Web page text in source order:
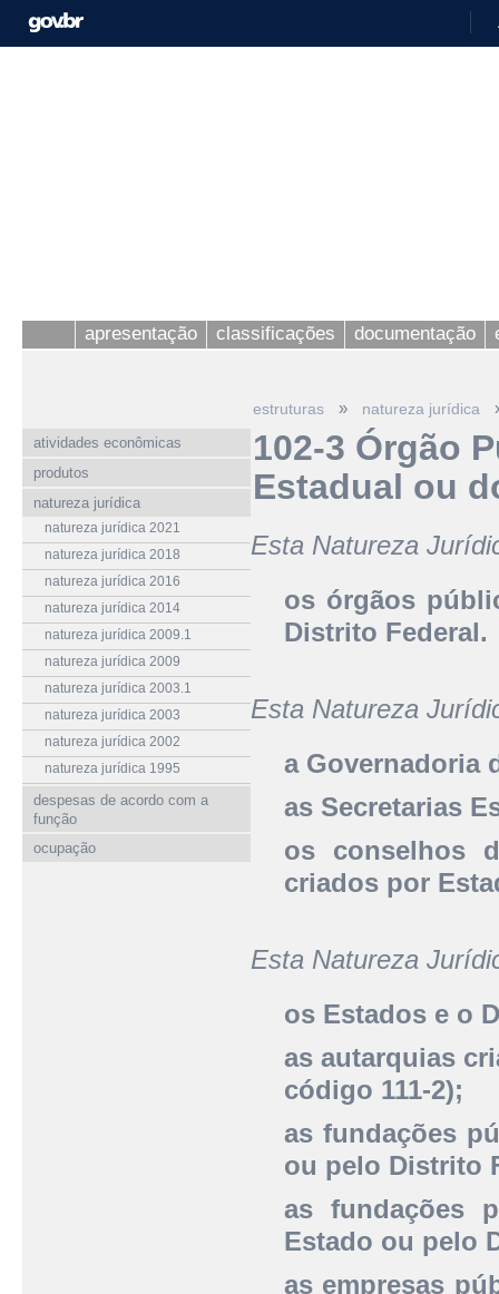
apresentação classificações documentação
atividades econômicas
produtos
natureza jurídica
natureza jurídica 2021
natureza jurídica 2018
natureza jurídica 2016
natureza jurídica 2014
natureza jurídica 2009.1
natureza jurídica 2009
natureza jurídica 2003.1
natureza jurídica 2003
natureza jurídica 2002
natureza jurídica 1995
despesas de acordo com a
função
ocupação
estruturas » natureza jurídica
102-3 Órgão
Estadual ou
Esta Natureza
os órgãos
Distrito Federal.
Esta Natureza
a Governadoria
as Secretarias
os conselhos
criados por
Esta Natureza
os Estados e o
as autarquias
código 111-2);
as fundações
ou pelo Distrito
as fundações
Estado ou pelo
as empresas